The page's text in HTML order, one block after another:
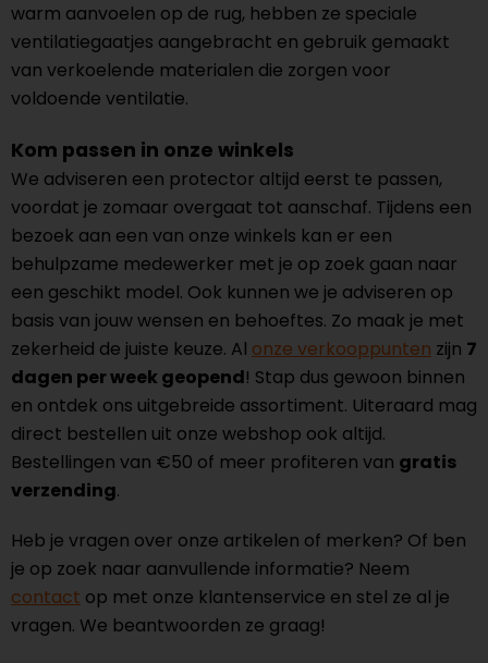
warm aanvoelen op de rug, hebben ze speciale
ventilatiegaatjes aangebracht en gebruik gemaakt
van verkoelende materialen die zorgen voor
voldoende ventilatie.
Kom passen in onze winkels
We adviseren een protector altijd eerst te passen,
voordat je zomaar overgaat tot aanschaf. Tijdens een
bezoek aan een van onze winkels kan er een
behulpzame medewerker met je op zoek gaan naar
een geschikt model. Ook kunnen we je adviseren op
basis van jouw wensen en behoeftes. Zo maak je met
zekerheid de juiste keuze. Al onze verkooppunten zijn 7
dagen per week geopend! Stap dus gewoon binnen
en ontdek ons uitgebreide assortiment. Uiteraard mag
direct bestellen uit onze webshop ook altijd.
Bestellingen van €50 of meer profiteren van gratis
verzending.
Heb je vragen over onze artikelen of merken? Of ben
je op zoek naar aanvullende informatie? Neem
contact op met onze klantenservice en stel ze al je
vragen. We beantwoorden ze graag!